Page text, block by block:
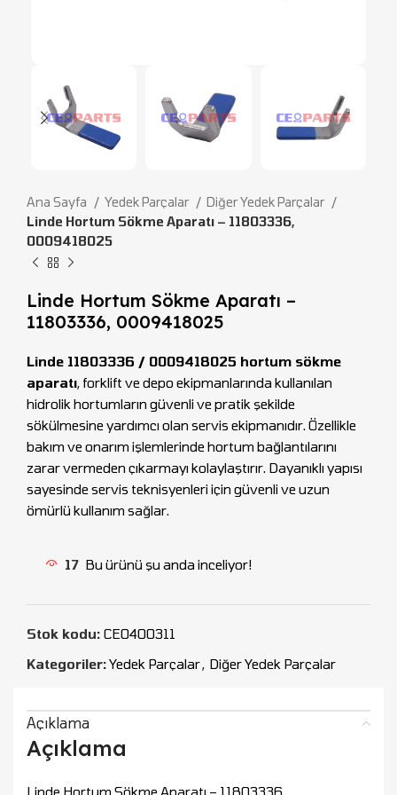
Ana Sayfa Yedek Parçalar
Diğer Yedek Parçalar
Linde Hortum Sökme Aparatı – 11803336,
0009418025
Linde Hortum Sökme Aparatı –
11803336, 0009418025
Linde 11803336 / 0009418025 hortum sökme
aparatı, forklift ve depo ekipmanlarında kullanılan
hidrolik hortumların güvenli ve pratik şekilde
sökülmesine yardımcı olan servis ekipmanıdır. Özellikle
bakım ve onarım işlemlerinde hortum bağlantılarını
zarar vermeden çıkarmayı kolaylaştırır. Dayanıklı yapısı
sayesinde servis teknisyenleri için güvenli ve uzun
ömürlü kullanım sağlar.
17 Bu ürünü şu anda inceliyor!
Stok kodu: CEO400311
Kategoriler:Yedek Parçalar, Diğer Yedek Parçalar
Açıklama
Açıklama
Linde Hortum Sökme Aparatı – 11803336,